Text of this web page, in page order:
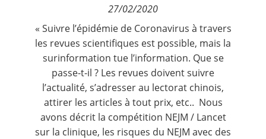
27/02/2020
« Suivre l’épidémie de Coronavirus à travers
les revues scientifiques est possible, mais la
surinformation tue l’information. Que se
passe-t-il ? Les revues doivent suivre
l’actualité, s’adresser au lectorat chinois,
attirer les articles à tout prix, etc.. Nous
avons décrit la compétition NEJM / Lancet
sur la clinique, les risques du NEJM avec des